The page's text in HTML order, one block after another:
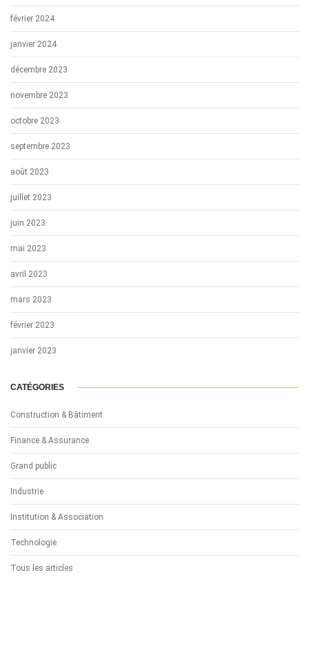
février 2024
janvier 2024
décembre 2023
novembre 2023
octobre 2023
septembre 2023
août 2023
juillet 2023
juin 2023
mai 2023
avril 2023
mars 2023
février 2023
janvier 2023
CATÉGORIES
Construction & Bâtiment
Finance & Assurance
Grand public
Industrie
Institution & Association
Technologie
Tous les articles